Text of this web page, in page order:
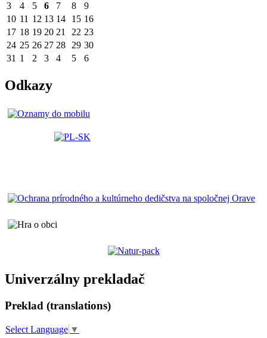
3
4 5 6 7 8
9
10 11 12 13 14 15 16
17 18 19 20 21 22 23
24 25 26 27 28 29 30
31 1 2 3 4 5 6
Odkazy
Univerzálny prekladač
Preklad (translations)
Select Language ▼